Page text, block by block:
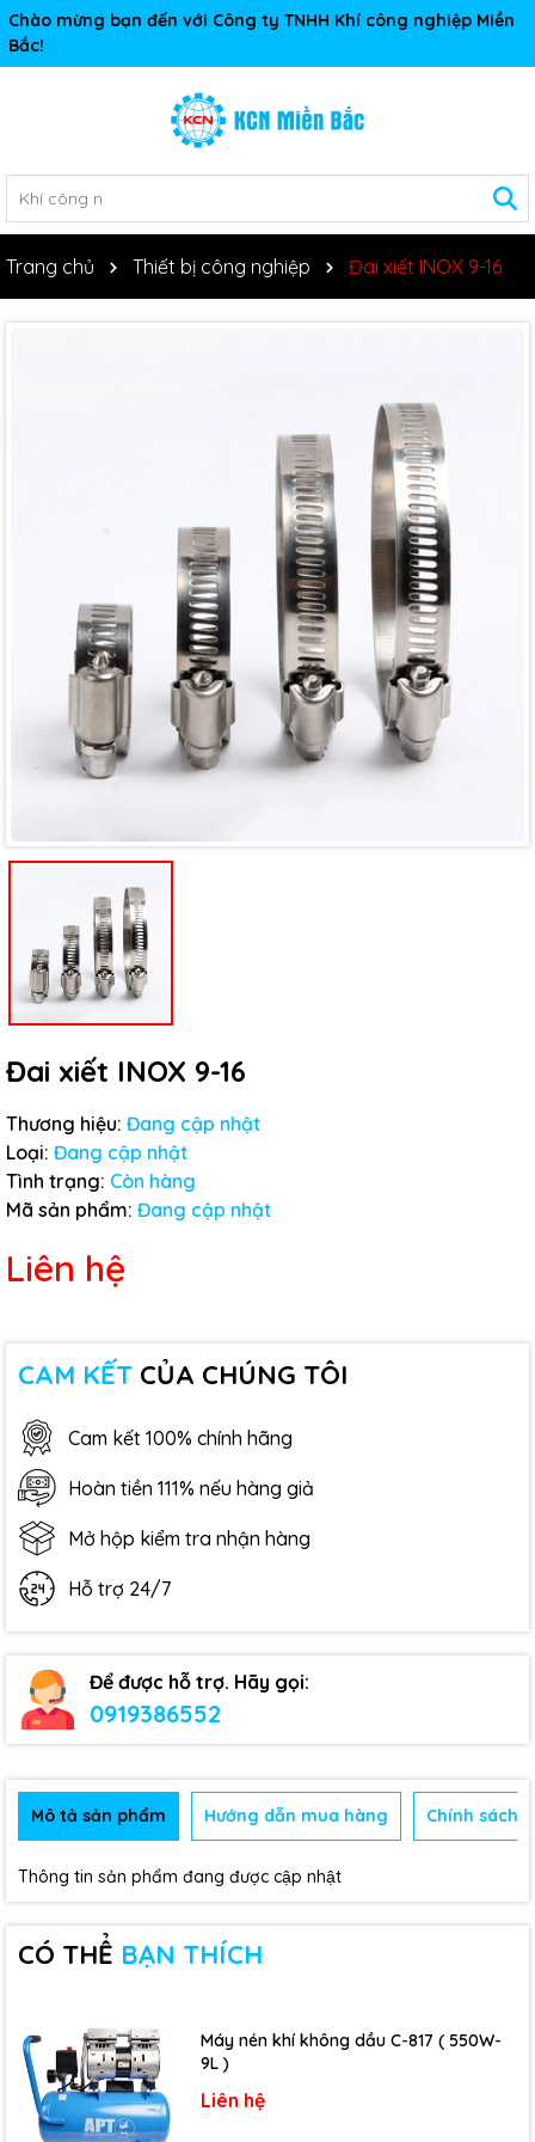
Chào mừng bạn đến với Công ty TNHH Khí công nghiệp Miền
Bắc!
Trang chủ Thiết bị công nghiệp Đai xiết INOX 9-16
Đai xiết INOX 9-16
Thương hiệu: Đang cập nhật
Loại: Đang cập nhật
Tình trạng: Còn hàng
Mã sản phẩm: Đang cập nhật
Liên hệ
CAM KẾT CỦA CHÚNG TÔI
Cam kết 100% chính hãng
Hoàn tiền 111% nếu hàng giả
Mở hộp kiểm tra nhận hàng
Hỗ trợ 24/7
Để được hỗ trợ. Hãy gọi:
0919386552
Mô tả sản phẩm Hướng dẫn mua hàng Chính sách
Thông tin sản phẩm đang được cập nhật
CÓ THỂ BẠN THÍCH
Máy nén khí không dầu C-817 ( 550W-
9L )
Liên hệ